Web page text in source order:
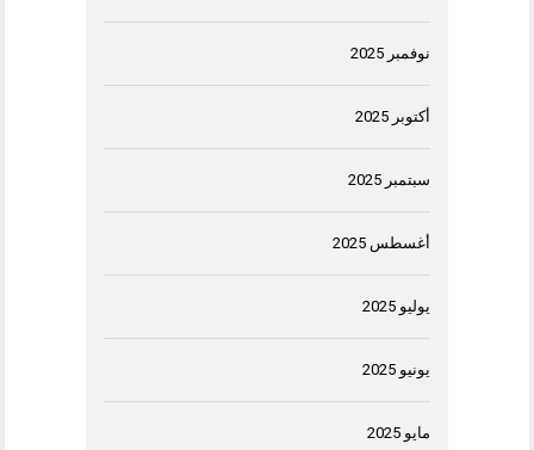
نوفمبر 2025
أكتوبر 2025
سبتمبر 2025
أغسطس 2025
يوليو 2025
يونيو 2025
مايو 2025